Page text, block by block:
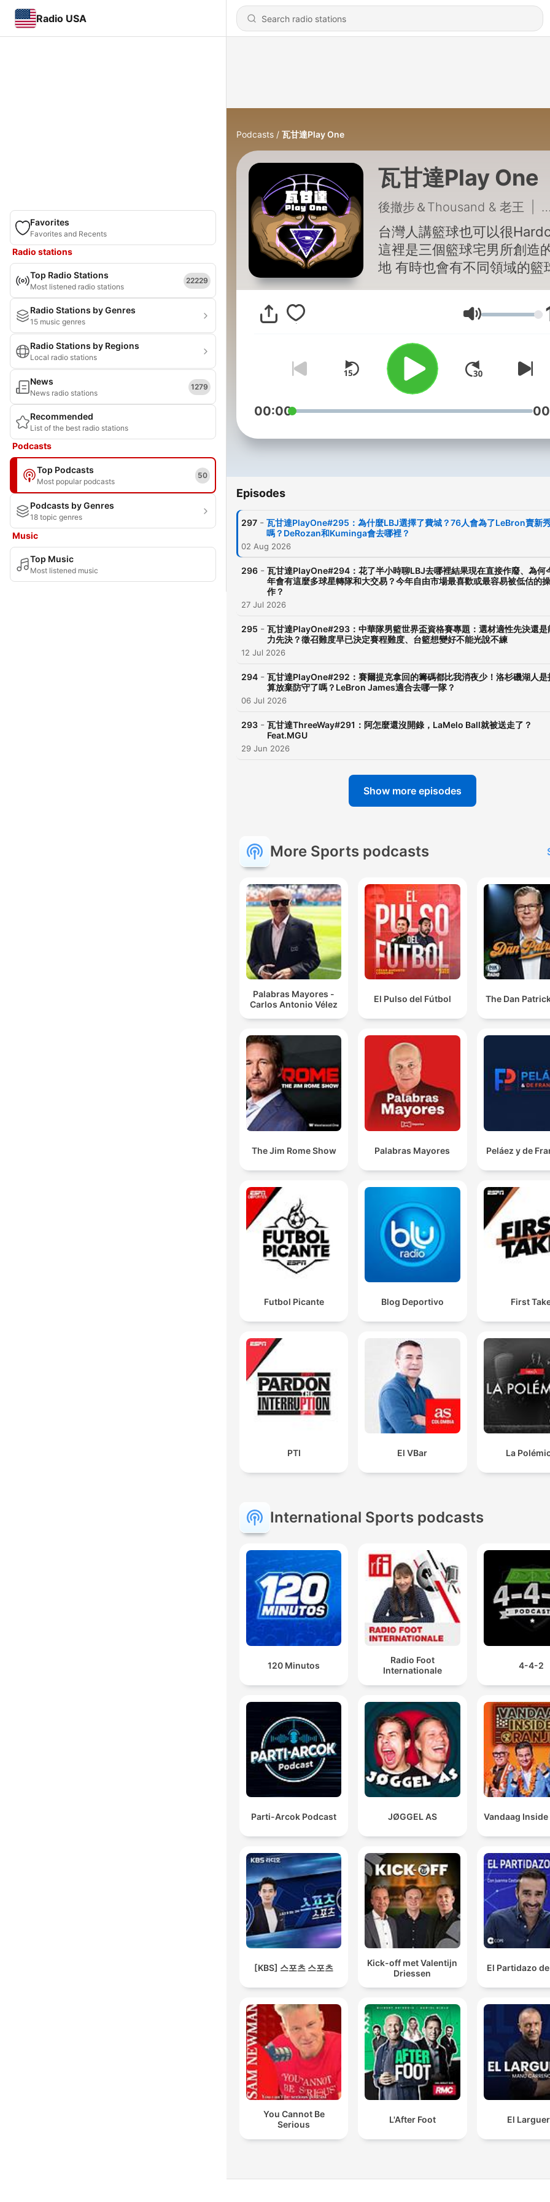
Radio USA
Favorites
Favorites and Recents
Radio stations
Top Radio Stations
Most listened radio stations
22229
Radio Stations by Genres
15 music genres
Radio Stations by Regions
Local radio stations
News
News radio stations
1279
Recommended
List of the best radio stations
Podcasts
Top Podcasts
Most popular podcasts
50
Podcasts by Genres
18 topic genres
Music
Top Music
Most listened music
Podcasts 瓦甘達Play One
瓦甘達Play One
後撤步＆Thousand & 老王
台灣人講籃球也可以很
這裡是三個籃球宅男所創造
地 有時也會有不同領域的籃
些乾貨滿滿的籃球知識來跟
聊天 -- Hosting provided
Volume
00:00
Episodes
297 - 瓦甘達PlayOne#295：為什麼LBJ選擇了費城？76人會為了LeBron賣新
嗎？DeRozan和Kuminga會去哪裡？
02 Aug 2026
296 - 瓦甘達PlayOne#294：花了半小時聊LBJ去哪裡結果現在直接作廢、為何
年會有這麼多球星轉隊和大交易？今年自由市場最喜歡或最容易被低估的操
作？
27 Jul 2026
295 - 瓦甘達PlayOne#293：中華隊男籃世界盃資格賽專題：選材適性先決還是
力先決？徵召難度早已決定賽程難度、台籃想變好不能光說不練
12 Jul 2026
294 - 瓦甘達PlayOne#292：賽爾提克拿回的籌碼都比我消夜少！洛杉磯湖人是
算放棄防守了嗎？LeBron James適合去哪一隊？
06 Jul 2026
293 - 瓦甘達ThreeWay#291：阿怎麼還沒開錄，LaMelo Ball就被送走了？
Feat.MGU
29 Jun 2026
Show more episodes
More Sports podcasts
Palabras Mayores -
Carlos Antonio Vélez
El Pulso del Fútbol The Dan
The Jim Rome Show Palabras Mayores Peláez y de
Futbol Picante Blog Deportivo First
PTI El VBar La
International Sports podcasts
120 Minutos
Radio Foot
Internationale
4-4-2
Parti-Arcok Podcast JØGGEL AS Vandaag
[KBS] 스포츠 스포츠
Kick-off met Valentijn
Driessen
El Partidazo de
You Cannot Be
Serious
L'After Foot El